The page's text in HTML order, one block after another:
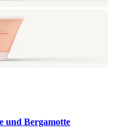
und Bergamotte